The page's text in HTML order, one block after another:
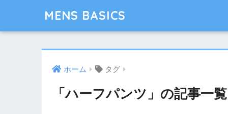
MENS BASICS
ホーム タグ
「ハーフパンツ」の記事一覧